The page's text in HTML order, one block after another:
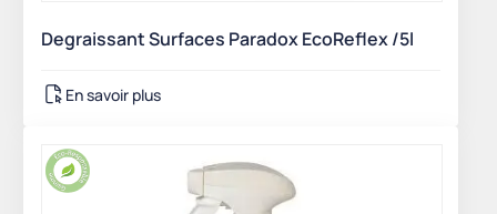
Degraissant Surfaces Paradox EcoReflex /5l
En savoir plus